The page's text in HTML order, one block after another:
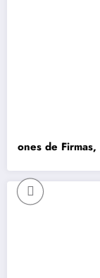
de Firmas, 5